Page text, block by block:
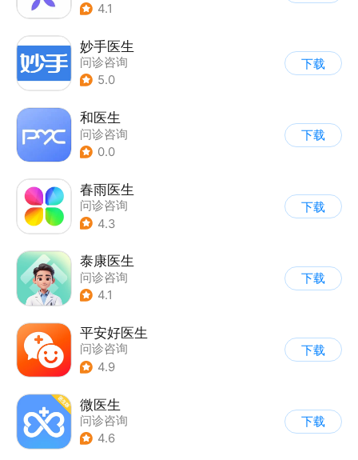
4.1
妙手医生
问诊咨询
5.0
下载
和医生
问诊咨询
0.0
下载
春雨医生
问诊咨询
4.3
下载
泰康医生
问诊咨询
4.1
下载
平安好医生
问诊咨询
4.9
下载
微医生
问诊咨询
4.6
下载